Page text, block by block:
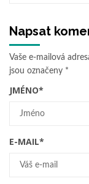
Napsat
Vaše e-mailová
jsou označeny *
JMÉNO*
E-MAIL*